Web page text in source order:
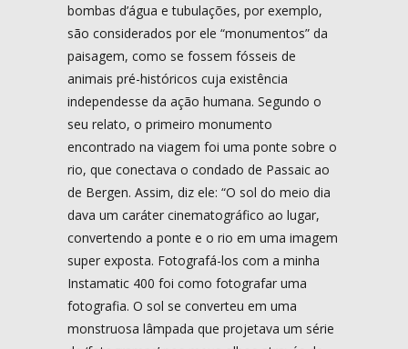
bombas d’água e tubulações, por exemplo,
são considerados por ele “monumentos” da
paisagem, como se fossem fósseis de
animais pré-históricos cuja existência
independesse da ação humana. Segundo o
seu relato, o primeiro monumento
encontrado na viagem foi uma ponte sobre o
rio, que conectava o condado de Passaic ao
de Bergen. Assim, diz ele: “O sol do meio dia
dava um caráter cinematográfico ao lugar,
convertendo a ponte e o rio em uma imagem
super exposta. Fotografá-los com a minha
Instamatic 400 foi como fotografar uma
fotografia. O sol se converteu em uma
monstruosa lâmpada que projetava um série